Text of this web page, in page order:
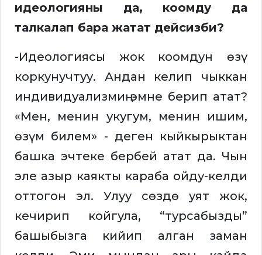
идеологияны да, коомду да
талкалап бара жатат дейсизби?
-Идеологиясы жок коомдун өзү
коркунучтуу. Андан келип чыккан
индивидуализмиң эмне берип атат?
«Мен, менин укугум, менин ишим,
өзүм билем» - деген кыйкырыктан
башка эчтеке бербей атат да. Чын
эле азыр каякты караба ойду-келди
оттогон эл. Улуу сөздө уят жок,
кечирип койгула, “турсабызды”
башыбызга кийип алган заман